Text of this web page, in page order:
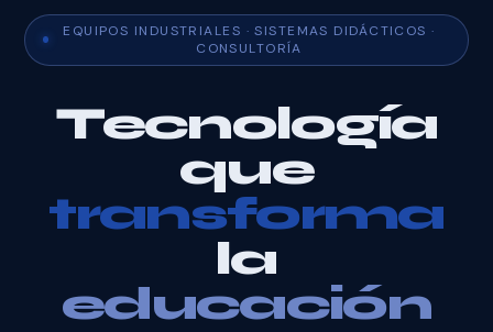
EQUIPOS INDUSTRIALES · SISTEMAS DIDÁCTICOS ·
CONSULTORÍA
Tecnología
que
transforma
la
educación